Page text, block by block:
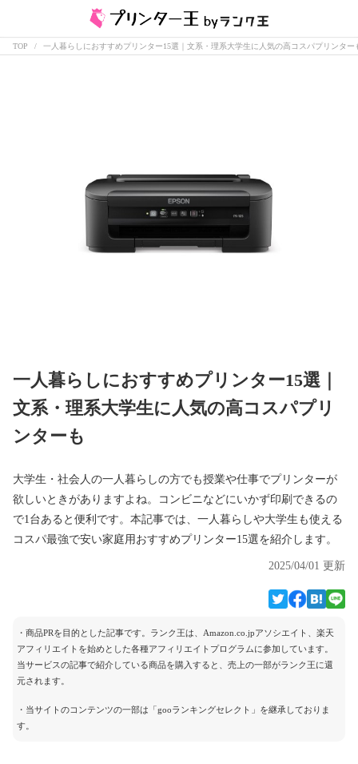
TOP 一人暮らしにおすすめプリンター15選｜文系・理系大学生に人気の高コスパプリンター
一人暮らしにおすすめプリンター15選｜
文系・理系大学生に人気の高コスパプリ
ンターも
大学生・社会人の一人暮らしの方でも授業や仕事でプリンターが
欲しいときがありますよね。コンビニなどにいかず印刷できるの
で1台あると便利です。本記事では、一人暮らしや大学生も使える
コスパ最強で安い家庭用おすすめプリンター15選を紹介します。
2025/04/01 更新
・商品PRを目的とした記事です。ランク王は、Amazon.co.jpアソシエイト、楽天
アフィリエイトを始めとした各種アフィリエイトプログラムに参加しています。
当サービスの記事で紹介している商品を購入すると、売上の一部がランク王に還
元されます。
・当サイトのコンテンツの一部は「gooランキングセレクト」を継承しておりま
す。